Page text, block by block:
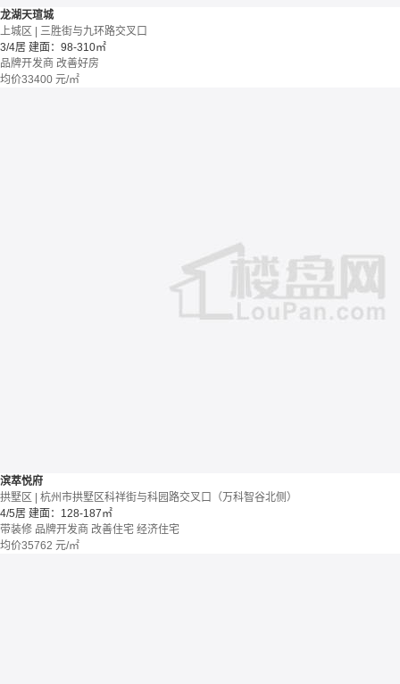
龙湖天瑄城
上城区 | 三胜街与九环路交叉口
3/4居 建面：98-310㎡
品牌开发商 改善好房
均价33400 元/㎡
滨萃悦府
拱墅区 | 杭州市拱墅区科祥街与科园路交叉口（万科智谷北侧）
4/5居 建面：128-187㎡
带装修 品牌开发商 改善住宅 经济住宅
均价35762 元/㎡